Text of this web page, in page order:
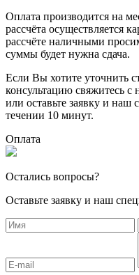
Оплата производится на
рассчёта осуществляется
рассчёте наличными
суммы будет нужна сдача.
Если Вы хотите уточнить
консультацию свяжитесь
или оставьте заявку и наш
течении 10 минут.
Оплата
Остались вопросы?
Оставьте заявку и наш